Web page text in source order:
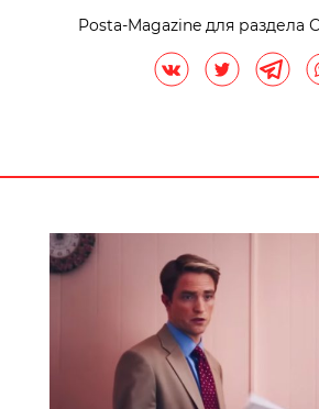
Posta-Magazine для раздела